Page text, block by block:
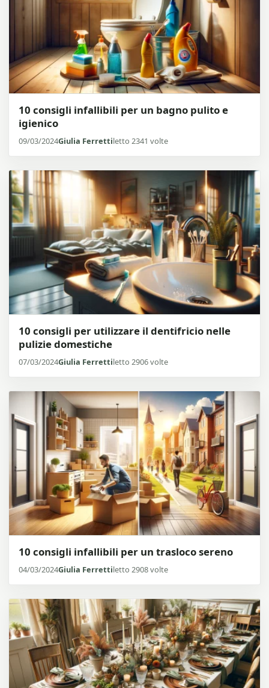
10 consigli infallibili per un bagno pulito e
igienico
09/03/2024Giulia Ferrettiletto 2341 volte
10 consigli per utilizzare il dentifricio nelle
pulizie domestiche
07/03/2024Giulia Ferrettiletto 2906 volte
10 consigli infallibili per un trasloco sereno
04/03/2024Giulia Ferrettiletto 2908 volte